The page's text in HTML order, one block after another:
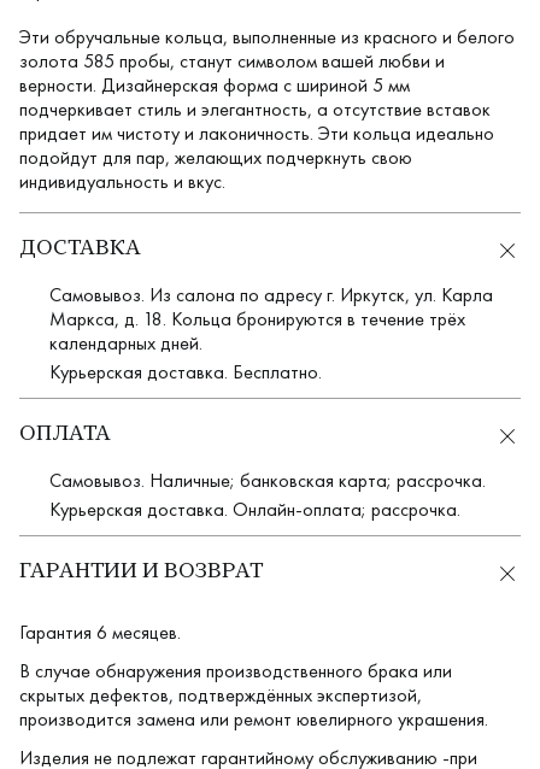
Эти обручальные кольца, выполненные из красного и белого
золота 585 пробы, станут символом вашей любви и
верности. Дизайнерская форма с шириной 5 мм
подчеркивает стиль и элегантность, а отсутствие вставок
придает им чистоту и лаконичность. Эти кольца идеально
подойдут для пар, желающих подчеркнуть свою
индивидуальность и вкус.
ДОСТАВКА
Самовывоз. Из салона по адресу г. Иркутск, ул. Карла
Маркса, д. 18. Кольца бронируются в течение трёх
календарных дней.
Курьерская доставка. Бесплатно.
ОПЛАТА
Самовывоз. Наличные; банковская карта; рассрочка.
Курьерская доставка. Онлайн-оплата; рассрочка.
ГАРАНТИИ И ВОЗВРАТ
Гарантия 6 месяцев.
В случае обнаружения производственного брака или
скрытых дефектов, подтверждённых экспертизой,
производится замена или ремонт ювелирного украшения.
Изделия не подлежат гарантийному обслуживанию -при